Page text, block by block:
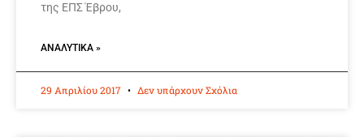
της ΕΠΣ Έβρου,
ΑΝΑΛΥΤΙΚΆ »
29 Απριλίου 2017 Δεν υπάρχουν Σχόλια